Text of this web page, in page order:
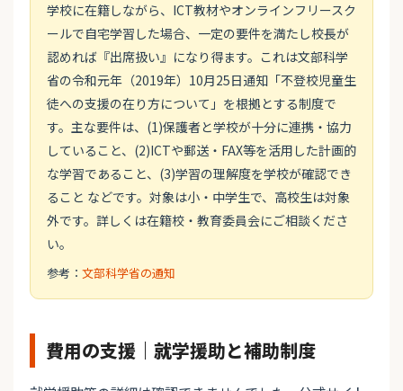
学校に在籍しながら、ICT教材やオンラインフリースク
ールで自宅学習した場合、一定の要件を満たし校長が
認めれば『出席扱い』になり得ます。これは文部科学
省の令和元年（2019年）10月25日通知「不登校児童生
徒への支援の在り方について」を根拠とする制度で
す。主な要件は、(1)保護者と学校が十分に連携・協力
していること、(2)ICTや郵送・FAX等を活用した計画的
な学習であること、(3)学習の理解度を学校が確認でき
ること などです。対象は小・中学生で、高校生は対象
外です。詳しくは在籍校・教育委員会にご相談くださ
い。
参考： 文部科学省の通知
費用の支援｜就学援助と補助制度